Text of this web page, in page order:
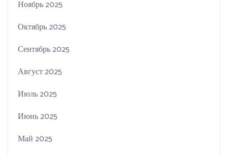
Ноябрь 2025
Октябрь 2025
Сентябрь 2025
Август 2025
Июль 2025
Июнь 2025
Май 2025